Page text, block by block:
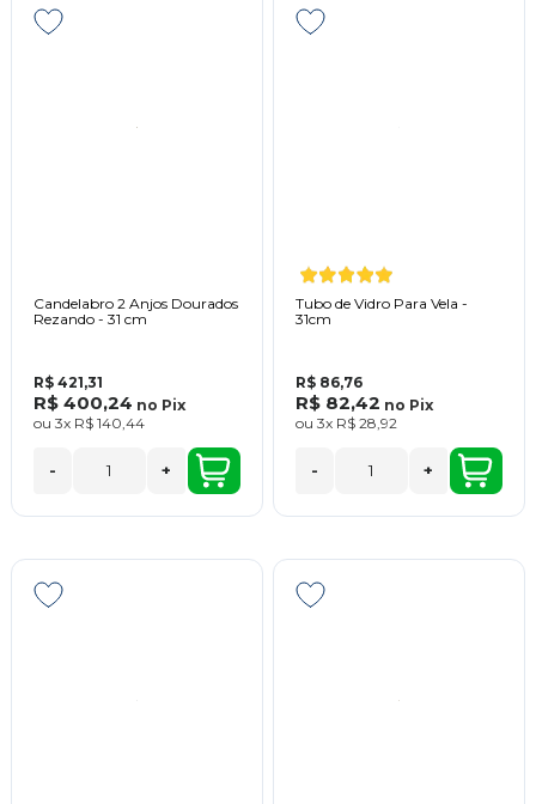
Candelabro 2 Anjos Dourados
Rezando - 31 cm
R$ 421,31
R$ 400,24 no Pix
ou 3x R$ 140,44
- +
Tubo de Vidro Para Vela -
31cm
R$ 86,76
R$ 82,42 no Pix
ou 3x R$ 28,92
- +